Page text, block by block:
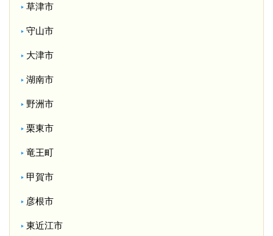
草津市
守山市
大津市
湖南市
野洲市
栗東市
竜王町
甲賀市
彦根市
東近江市